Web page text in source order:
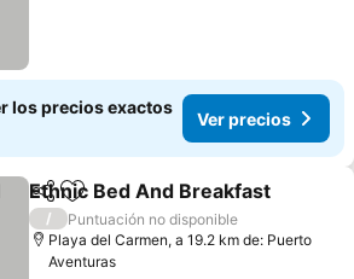
los precios exactos
Ver precios
CompartirAgregar a favoritos
Ethnic Bed And Breakfast
/
Puntuación no disponible
Playa del Carmen, a 19.2 km de: Puerto
Aventuras